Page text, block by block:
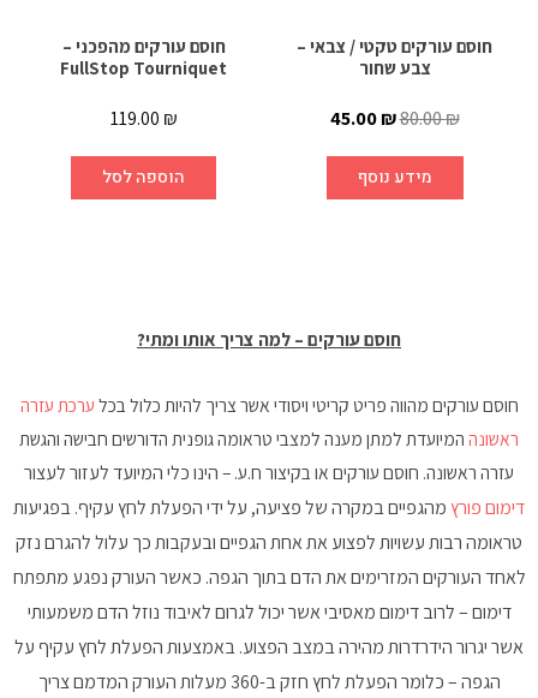
חוסם עורקים טקטי / צבאי –
צבע שחור
80.00₪
45.00₪
מידע נוסף
חוסם עורקים מהפכני –
FullStop Tourniquet
119.00 ₪
הוספה לסל
חוסם עורקים – למה צריך אותו ומתי?
חוסם עורקים מהווה פריט קריטי ויסודי אשר צריך להיות כלול בכל ערכת עזרה
ראשונה המיועדת למתן מענה למצבי טראומה גופנית הדורשים חבישה והגשת
עזרה ראשונה. חוסם עורקים או בקיצור ח.ע. – הינו כלי המיועד לעזור לעצור
דימום פורץ מהגפיים במקרה של פציעה, על ידי הפעלת לחץ עקיף. בפגיעות
טראומה רבות עשויות לפצוע את אחת הגפיים ובעקבות כך עלול להגרם נזק
לאחד העורקים המזרימים את הדם בתוך הגפה. כאשר העורק נפגע מתפתח
דימום – לרוב דימום מאסיבי אשר יכול לגרום לאיבוד נוזל הדם משמעותי
אשר יגרור הידרדרות מהירה במצב הפצוע. באמצעות הפעלת לחץ עקיף על
הגפה – כלומר הפעלת לחץ חזק ב-360 מעלות העורק המדמם צריך